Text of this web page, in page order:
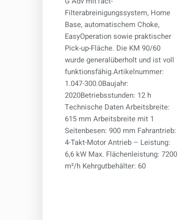
Filterabreinigungssystem, Home
Base, automatischem Choke,
EasyOperation sowie praktischer
Pick-up-Fläche. Die KM 90/60
wurde generalüberholt und ist voll
funktionsfähig.Artikelnummer:
1.047-300.0Baujahr:
2020Betriebsstunden: 12 h
Technische Daten Arbeitsbreite:
615 mm Arbeitsbreite mit 1
Seitenbesen: 900 mm Fahrantrieb:
4-Takt-Motor Antrieb – Leistung:
6,6 kW Max. Flächenleistung: 7200
m²/h Kehrgutbehälter: 60